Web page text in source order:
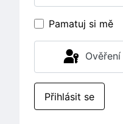
Pamatuj si mě
Přihlásit se